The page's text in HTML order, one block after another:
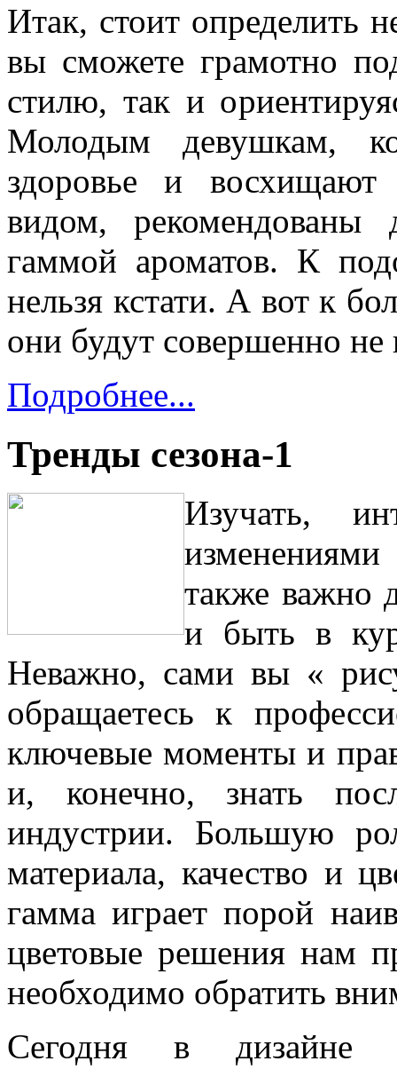
Итак, стоит определить
вы сможете грамотно
стилю, так и
Молодым девушкам,
здоровье и
видом, рекомендованы
гаммой ароматов. К
нельзя кстати. А вот к
они будут совершенно не
Подробнее...
Тренды сезона-1
Изучать,
также важно
и быть в
Неважно, сами вы «
обращаетесь к
ключевые моменты и
и, конечно, знать
индустрии. Большую
материала, качество и
гамма играет порой
цветовые решения нам
необходимо обратить
Сегодня в дизайне